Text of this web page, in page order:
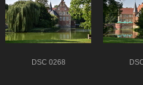
DSC 0268